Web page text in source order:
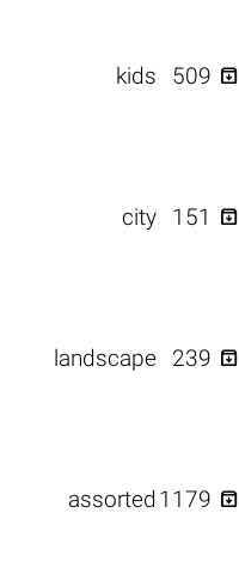
kids 509 
city 151 
landscape 239 
assorted 1179 